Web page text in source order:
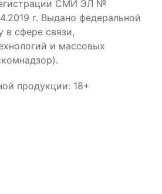
СМИ ЭЛ №
г. Выдано федеральной
в сфере связи,
и массовых
продукции: 18+